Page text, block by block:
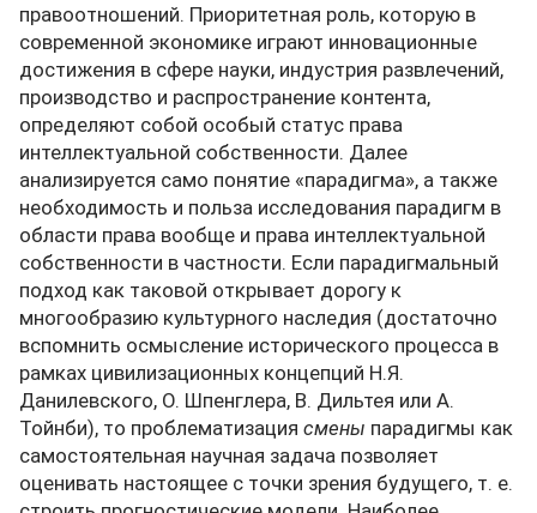
правоотношений. Приоритетная роль, которую в
современной экономике играют инновационные
достижения в сфере науки, индустрия развлечений,
производство и распространение контента,
определяют собой особый статус права
интеллектуальной собственности. Далее
анализируется само понятие «парадигма», а также
необходимость и польза исследования парадигм в
области права вообще и права интеллектуальной
собственности в частности. Если парадигмальный
подход как таковой открывает дорогу к
многообразию культурного наследия (достаточно
вспомнить осмысление исторического процесса в
рамках цивилизационных концепций Н.Я.
Данилевского, О. Шпенглера, В. Дильтея или А.
Тойнби), то проблематизация смены парадигмы как
самостоятельная научная задача позволяет
оценивать настоящее с точки зрения будущего, т. е.